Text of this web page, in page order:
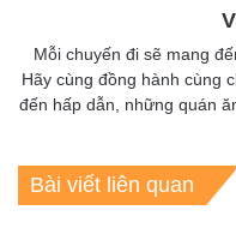
Mỗi chuyến đi sẽ mang
Hãy cùng đồng hành cùng
đến hấp dẫn, những quán
Bài viết liên quan